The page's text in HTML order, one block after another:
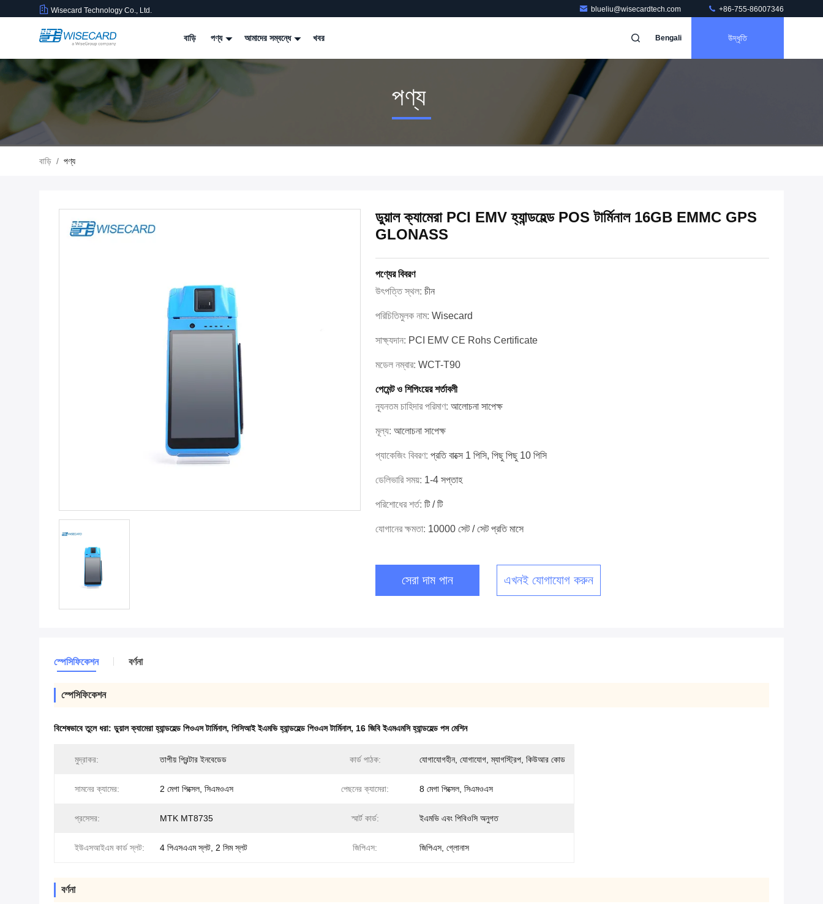
Wisecard Technology Co., Ltd. blueliu@wisecardtech.com +86-755-86007346
বাড়ি পণ্য আমাদের সম্বন্ধে খবর Bengali উদ্ধৃতি
পণ্য
বাড়ি / পণ্য
ডুয়াল ক্যামেরা PCI EMV হ্যান্ডহেল্ড POS টার্মিনাল 16GB EMMC GPS
GLONASS
পণ্যের বিবরণ
উৎপত্তি স্থল: চীন
পরিচিতিমুলক নাম: Wisecard
সাক্ষ্যদান: PCI EMV CE Rohs Certificate
মডেল নম্বার: WCT-T90
পেমেন্ট ও শিপিংয়ের শর্তাবলী
ন্যূনতম চাহিদার পরিমাণ: আলোচনা সাপেক্ষ
মূল্য: আলোচনা সাপেক্ষ
প্যাকেজিং বিবরণ: প্রতি বাক্সে 1 পিসি, পিছু পিছু 10 পিসি
ডেলিভারি সময়: 1-4 সপ্তাহ
পরিশোধের শর্ত: টি / টি
যোগানের ক্ষমতা: 10000 সেট / সেট প্রতি মাসে
সেরা দাম পান এখনই যোগাযোগ করুন
স্পেসিফিকেশন বর্ণনা
স্পেসিফিকেশন
বিশেষভাবে তুলে ধরা: ডুয়াল ক্যামেরা হ্যান্ডহেল্ড পিওএস টার্মিনাল, পিসিআই ইএমভি হ্যান্ডহেল্ড পিওএস টার্মিনাল, 16 জিবি ইএমএমসি হ্যান্ডহেল্ড পস মেশিন
মুদ্রাকর: তাপীয় প্রিন্টার ইনবেডেড কার্ড পাঠক: যোগাযোগহীন, যোগাযোগ, ম্যাগস্ট্রিপ, কিউআর কোড
সামনের ক্যামের: 2 মেগা পিক্সেল, সিএমওএস পেছনের ক্যামেরা: 8 মেগা পিক্সেল, সিএমওএস
প্রসেসর: MTK MT8735 স্মার্ট কার্ড: ইএমভি এবং পিবিওসি অনুগত
ইউএসআইএম কার্ড স্লট: 4 পিএসএএম স্লট, 2 সিম স্লট জিপিএস: জিপিএস, গ্লোনাস
বর্ণনা